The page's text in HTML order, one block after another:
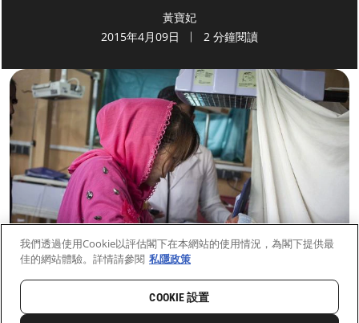
黃寶妃
2015年4月09日
2 分鐘閱讀
首頁最新動向前線新聞與故事
我們透過使用Cookie以評估閣下在本網站的使用情況，為閣下提供最
佳的網站體驗。詳情請參閱 私隱政策
COOKIE 設置